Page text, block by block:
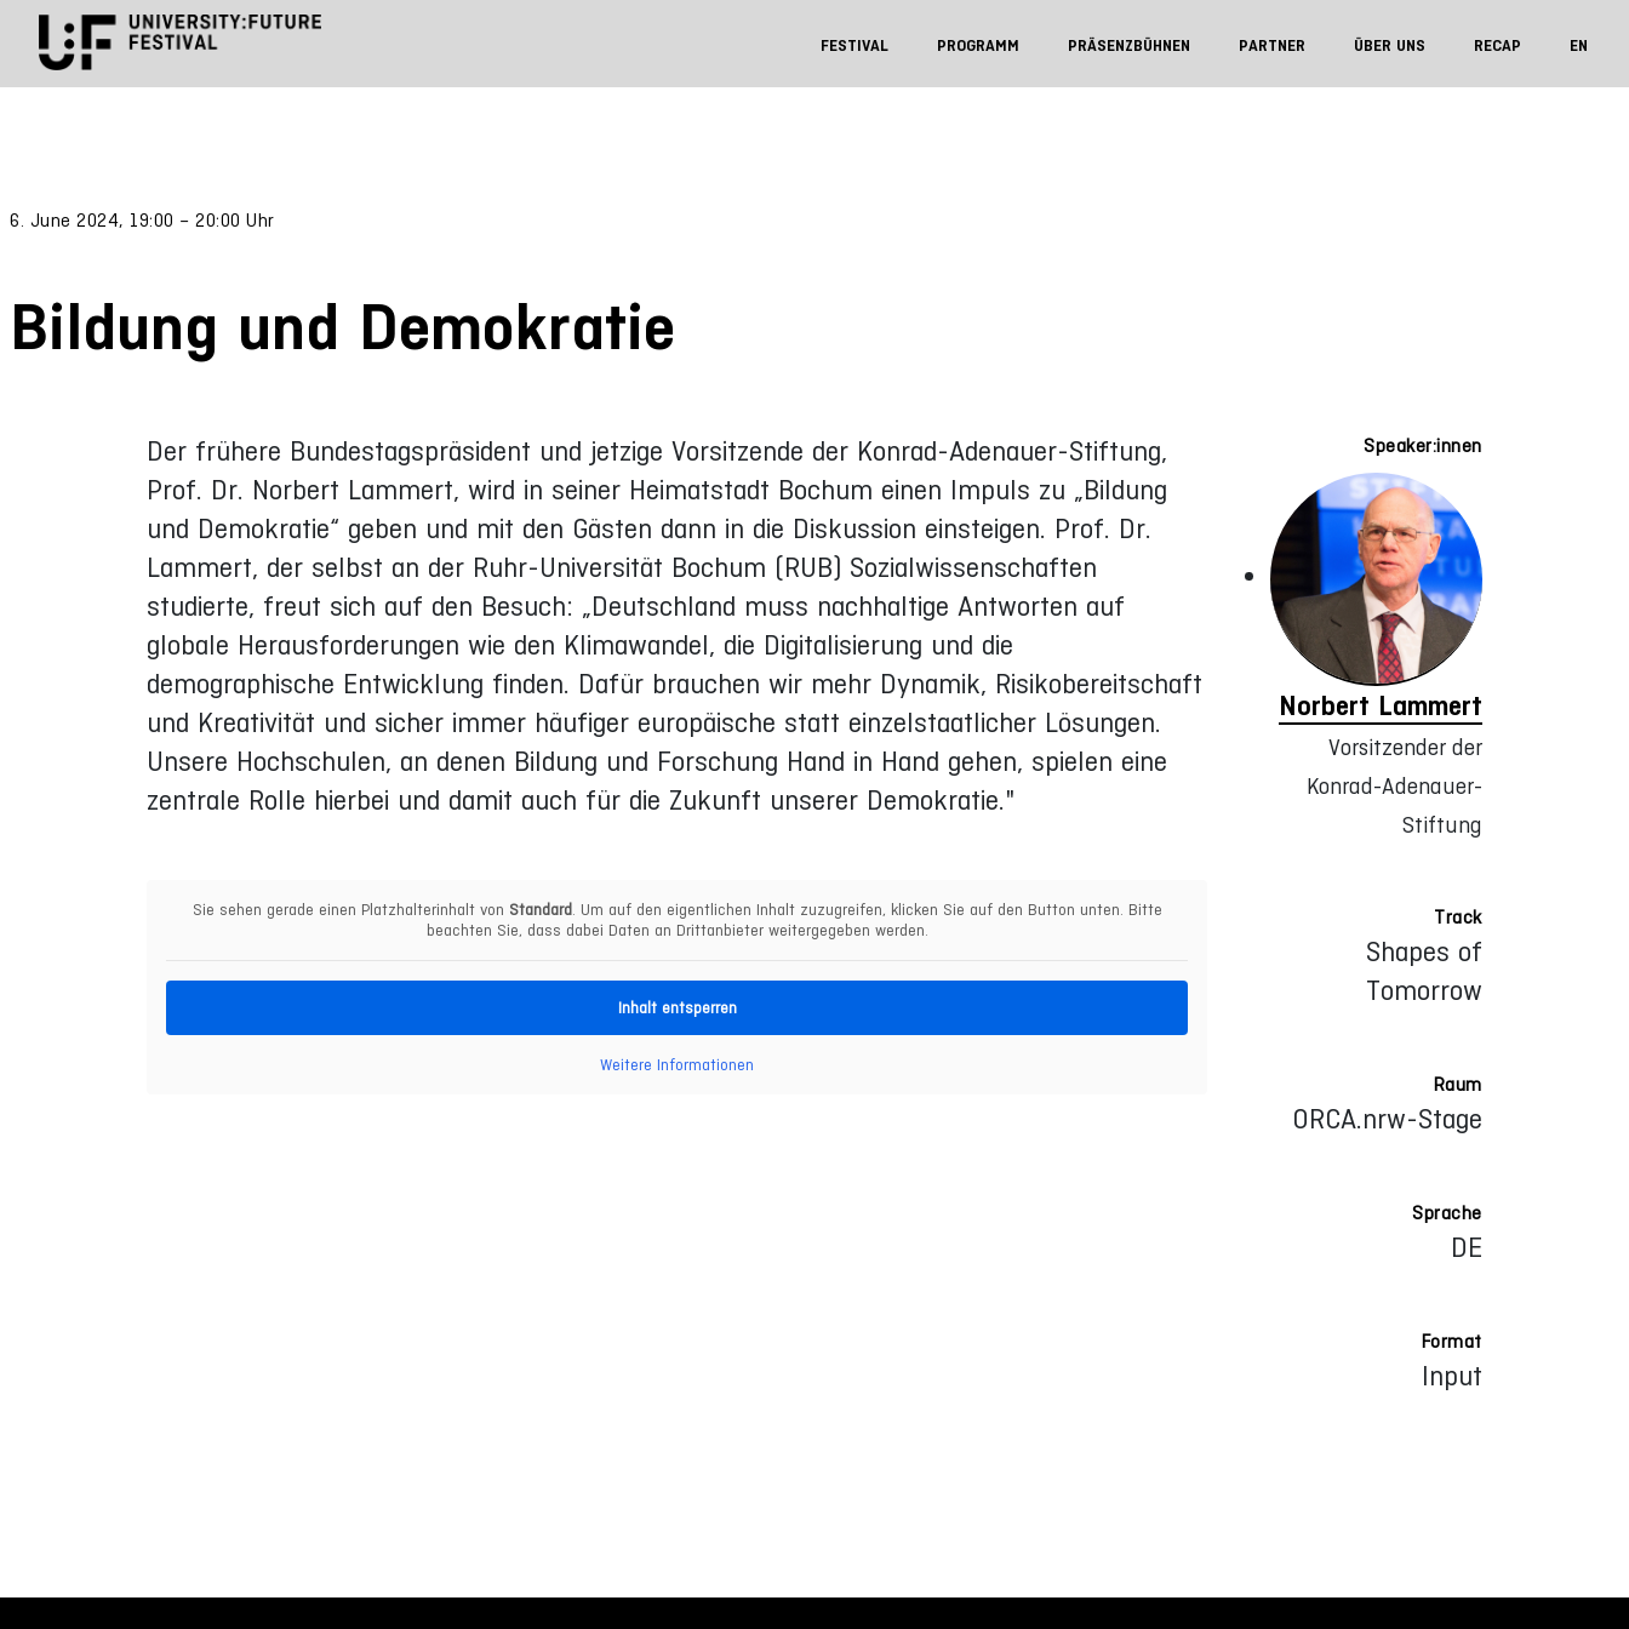
FESTIVAL PROGRAMM PRÄSENZBÜHNEN PARTNER ÜBER UNS RECAP EN
6. June 2024, 19:00 – 20:00 Uhr
Bildung und Demokratie
Der frühere Bundestagspräsident und jetzige Vorsitzende der Konrad-Adenauer-Stiftung,
Prof. Dr. Norbert Lammert, wird in seiner Heimatstadt Bochum einen Impuls zu „Bildung
und Demokratie“ geben und mit den Gästen dann in die Diskussion einsteigen. Prof. Dr.
Lammert, der selbst an der Ruhr-Universität Bochum (RUB) Sozialwissenschaften
studierte, freut sich auf den Besuch: „Deutschland muss nachhaltige Antworten auf
globale Herausforderungen wie den Klimawandel, die Digitalisierung und die
demographische Entwicklung finden. Dafür brauchen wir mehr Dynamik, Risikobereitschaft
und Kreativität und sicher immer häufiger europäische statt einzelstaatlicher Lösungen.
Unsere Hochschulen, an denen Bildung und Forschung Hand in Hand gehen, spielen eine
zentrale Rolle hierbei und damit auch für die Zukunft unserer Demokratie."
Sie sehen gerade einen Platzhalterinhalt von Standard . Um auf den eigentlichen Inhalt zuzugreifen, klicken Sie auf den Button unten. Bitte
beachten Sie, dass dabei Daten an Drittanbieter weitergegeben werden.
Inhalt entsperren
Weitere Informationen
Speaker:innen
Norbert Lammert
Vorsitzender der
Konrad-Adenauer-
Stiftung
Track
Shapes of
Tomorrow
Raum
ORCA.nrw-Stage
Sprache
DE
Format
Input